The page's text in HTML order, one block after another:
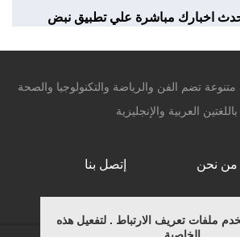
اخبارك مباشرة علي تطبيق نبض
ملفات تعريف الارتباط . لتفعيل هذه
تضم الفن والرياضة والتكنولوجيا والصحة
العربية والإنجليزية
من نحن إتصل بنا